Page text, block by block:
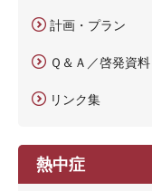
計画・プラン
Ｑ＆Ａ／啓発資料
リンク集
熱中症